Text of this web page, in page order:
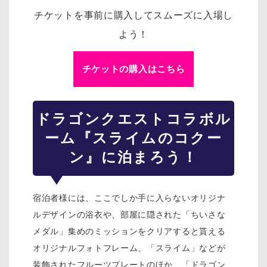
チケットを事前に購入してスムーズに入場し
よう！
チケットの購入はこちら
ドラゴンクエスト コラボル
ーム『スライムのコクー
ン』に泊まろう！
宿泊者様には、ここでしか手に入らないオリジナ
ルデザインの浴衣や、部屋に隠された「ちいさな
メダル」集めのミッションをクリアすると貰える
オリジナルフォトフレーム、「スライム」などが
装飾されたフルーツプレートのほか、「ドラゴン